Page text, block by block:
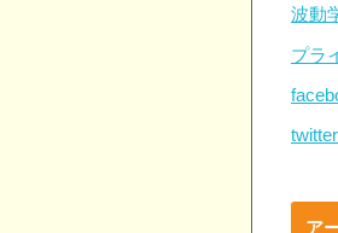
波動
プラ
twitter
ア